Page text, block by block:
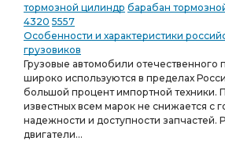
тормозной цилиндр барабан
4320 5557
Особенности и характеристики
грузовиков
Грузовые автомобили отечественного
широко используются в пределах
большой процент импортной техники.
известных всем марок не снижается с
надежности и доступности запчастей.
двигатели...